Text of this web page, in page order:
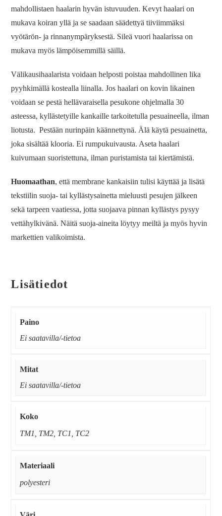
mahdollistaen haalarin hyvän istuvuuden. Kevyt haalari on
mukava koiran yllä ja se saadaan säädettyä tiiviimmäksi
vyötärön- ja rinnanympäryksestä. Sileä vuori haalarissa on
mukava myös lämpöisemmillä säillä.
Välikausihaalarista voidaan helposti poistaa mahdollinen lika
pyyhkimällä kostealla liinalla. Jos haalari on kovin likainen
voidaan se pestä hellävaraisella pesukone ohjelmalla 30
asteessa, kyllästetyille kankaille tarkoitetulla pesuaineella, ilman
liotusta. Pestään nurinpäin käännettynä. Älä käytä pesuainetta,
joka sisältää klooria. Ei rumpukuivausta. Aseta haalari
kuivumaan suoristettuna, ilman puristamista tai kiertämistä.
Huomaathan, että membrane kankaisiin tulisi käyttää ja lisätä
tekstiilin suoja- tai kyllästysainetta mieluusti pesujen jälkeen
sekä tarpeen vaatiessa, jotta suojaava pinnan kyllästys pysyy
vettähylkivänä. Näitä suoja-aineita löytyy meiltä ja myös hyvin
markettien valikoimista.
Lisätiedot
Paino
Ei saatavilla/-tietoa
Mitat
Ei saatavilla/-tietoa
Koko
TM1, TM2, TC1, TC2
Materiaali
polyesteri